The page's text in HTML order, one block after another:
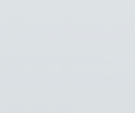
Vlaming Agri is
transport. Dankzij de
Van weideslepen en
Bekijk hieronder het